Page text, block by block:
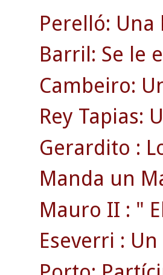
Perelló:
Barril: Se le
Cambeiro:
Rey Tapias:
Gerardito :
Manda un
Mauro II : "
Eseverri :